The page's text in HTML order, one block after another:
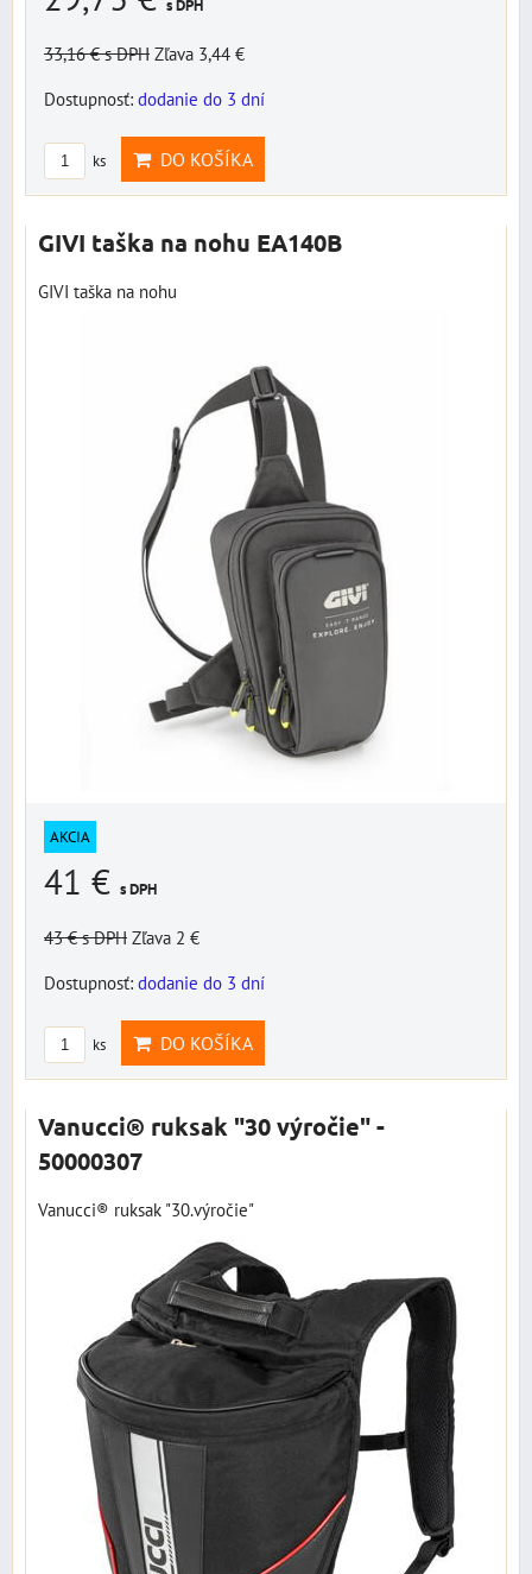
s DPH
33,16 €s DPH Zľava 3,44 €
Dostupnosť: dodanie do 3 dní
ks DO KOŠÍKA
GIVI taška na nohu EA140B
GIVI taška na nohu
AKCIA
41 € s DPH
43 €s DPH Zľava 2 €
Dostupnosť: dodanie do 3 dní
ks DO KOŠÍKA
Vanucci® ruksak "30 výročie" -
50000307
Vanucci® ruksak "30.výročie"